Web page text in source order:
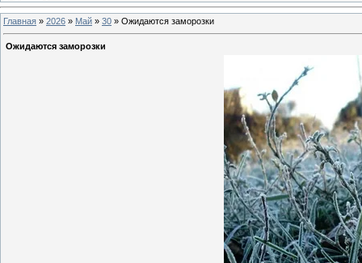
Главная » 2026 » Май » 30 » Ожидаются заморозки
Ожидаются заморозки